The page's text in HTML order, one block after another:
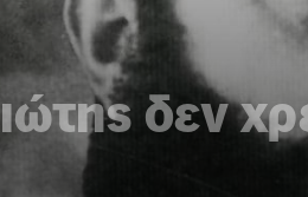
δεν